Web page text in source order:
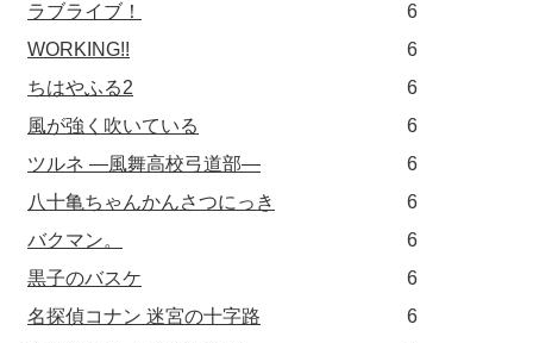
ラブライブ！
6
WORKING!!
6
ちはやふる2
6
風が強く吹いている
6
ツルネ ―風舞高校弓道部―
6
八十亀ちゃんかんさつにっき
6
バクマン。
6
黒子のバスケ
6
名探偵コナン 迷宮の十字路
6